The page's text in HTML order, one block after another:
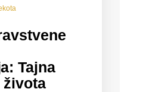
Tajna
života